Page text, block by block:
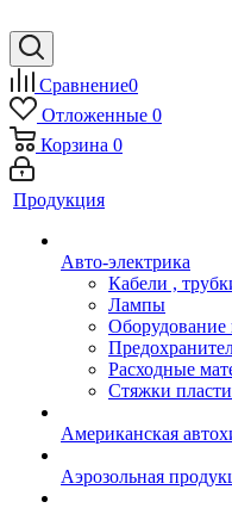
Сравнение0
Отложенные 0
Корзина 0
Продукция
Авто-электрика
Кабели ,
Лампы
Оборудование
Расходные
Стяжки
Американская
Аэрозольная